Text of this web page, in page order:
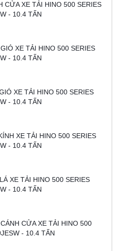
CỬA XE TẢI HINO 500 SERIES
- 10.4 TẤN
XE TẢI HINO 500 SERIES
- 10.4 TẤN
XE TẢI HINO 500 SERIES
- 10.4 TẤN
XE TẢI HINO 500 SERIES
- 10.4 TẤN
XE TẢI HINO 500 SERIES
- 10.4 TẤN
CỬA XE TẢI HINO 500
- 10.4 TẤN